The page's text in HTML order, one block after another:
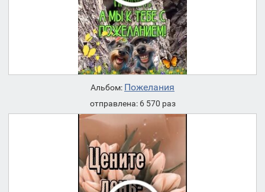
Альбом: Пожелания
отправлена: 6 570 раз